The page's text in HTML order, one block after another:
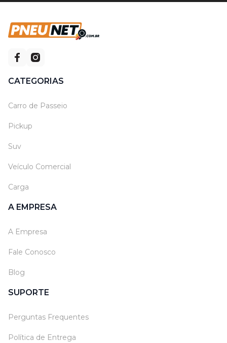
CATEGORIAS
Carro de Passeio
Pickup
Suv
Veículo Comercial
Carga
A EMPRESA
A Empresa
Fale Conosco
Blog
SUPORTE
Perguntas Frequentes
Política de Entrega